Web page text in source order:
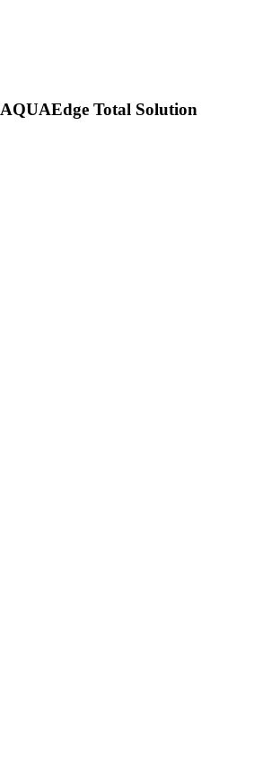
AQUAEdge Total Solution